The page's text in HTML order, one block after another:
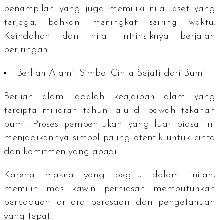
penampilan yang juga memiliki nilai aset yang
terjaga, bahkan meningkat seiring waktu.
Keindahan dan nilai intrinsiknya berjalan
beriringan.
Berlian Alami: Simbol Cinta Sejati dari Bumi
Berlian alami adalah keajaiban alam yang
tercipta miliaran tahun lalu di bawah tekanan
bumi. Proses pembentukan yang luar biasa ini
menjadikannya simbol paling otentik untuk cinta
dan komitmen yang abadi.
Karena makna yang begitu dalam inilah,
memilih mas kawin perhiasan membutuhkan
perpaduan antara perasaan dan pengetahuan
yang tepat.